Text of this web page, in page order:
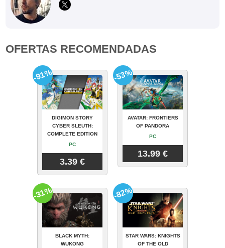
OFERTAS RECOMENDADAS
DIGIMON STORY
CYBER SLEUTH:
COMPLETE EDITION
PC
3.39 €
-91%
AVATAR: FRONTIERS
OF PANDORA
PC
13.99 €
-53%
BLACK MYTH:
WUKONG
-31%
STAR WARS: KNIGHTS
OF THE OLD
-82%